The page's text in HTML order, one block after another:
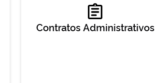
Contratos Administrativos